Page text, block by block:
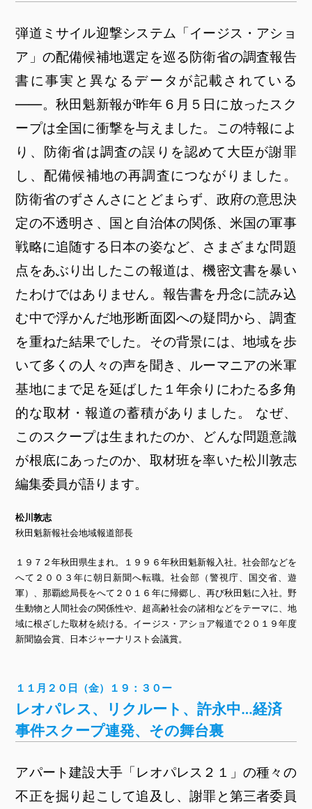
弾道ミサイル迎撃システム「イージス・アショ
ア」の配備候補地選定を巡る防衛省の調査報告
書に事実と異なるデータが記載されている
――。秋田魁新報が昨年６月５日に放ったスク
ープは全国に衝撃を与えました。この特報によ
り、防衛省は調査の誤りを認めて大臣が謝罪
し、配備候補地の再調査につながりました。
防衛省のずさんさにとどまらず、政府の意思決
定の不透明さ、国と自治体の関係、米国の軍事
戦略に追随する日本の姿など、さまざまな問題
点をあぶり出したこの報道は、機密文書を暴い
たわけではありません。報告書を丹念に読み込
む中で浮かんだ地形断面図への疑問から、調査
を重ねた結果でした。その背景には、地域を歩
いて多くの人々の声を聞き、ルーマニアの米軍
基地にまで足を延ばした１年余りにわたる多角
的な取材・報道の蓄積がありました。 なぜ、
このスクープは生まれたのか、どんな問題意識
が根底にあったのか、取材班を率いた松川敦志
編集委員が語ります。
松川敦志
秋田魁新報社会地域報道部長
１９７２年秋田県生まれ。１９９６年秋田魁新報入社。社会部などを
へて２００３年に朝日新聞へ転職。社会部（警視庁、国交省、遊
軍）、那覇総局長をへて２０１６年に帰郷し、再び秋田魁に入社。野
生動物と人間社会の関係性や、超高齢社会の諸相などをテーマに、地
域に根ざした取材を続ける。イージス・アショア報道で２０１９年度
新聞協会賞、日本ジャーナリスト会議賞。
１１月２０日（金）１９：３０ー
​レオパレス、リクルート、許永中…経済
事件スクープ連発、その舞台裏
アパート建設大手「レオパレス２１」の種々の
不正を掘り起こして追及し、謝罪と第三者委員